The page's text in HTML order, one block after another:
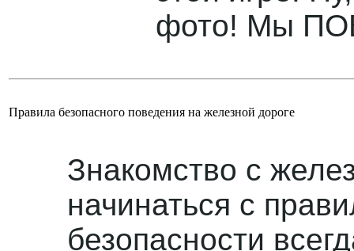
фото! Мы
Правила безопасного поведения на железной дороге
Знакомство с
начинаться с
безопасности